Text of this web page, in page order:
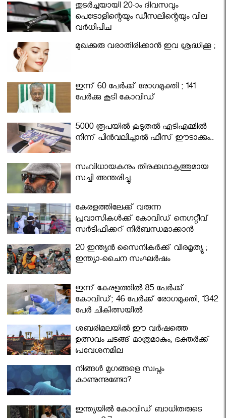
തുടർച്ചയായി 20-ാം ദിവസവും
പെട്രോളിന്റെയും ഡീസലിന്റെയും വില
വര്‍ധിപ്പിച്ചു
മുഖക്കുരു വരാതിരിക്കാന്‍ ഇവ ശ്രദ്ധിക്കൂ ;
ഇന്ന് 60 പേർക്ക് രോഗമുക്തി ; 141
പേര്‍ക്കു കൂടി കോവിഡ്
5000 രൂപയിൽ കൂടുതൽ എടിഎമ്മിൽ
നിന്ന് പിൻവലിച്ചാൽ ഫീസ് ഈടാക്കും..
സംവിധായകനും തിരക്കഥാകൃത്തുമായ
സച്ചി അന്തരിച്ചു.
കേരളത്തിലേക്ക് വരുന്ന
പ്രവാസികള്‍ക്ക് കോവിഡ് നെഗറ്റീവ്
സര്‍ട്ടിഫിക്കറ്റ് നിർബന്ധമാക്കാൻ
മന്ത്രിസഭ
20 ഇന്ത്യൻ സൈനികർക്ക് വീരമൃത്യു ;
ഇന്ത്യാ-ചൈന സംഘർഷം
ഇന്ന് കേരളത്തിൽ 85 പേർക്ക്
കോവിഡ്; 46 പേർക്ക് രോഗമുക്തി, 1342
പേർ ചികിത്സയിൽ
ശബരിമലയില്‍ ഈ വർഷത്തെ
ഉത്സവം ചടങ്ങ് മാത്രമാകും; ഭക്തർക്ക്
പ്രവേശനമില്ല
നിങ്ങള്‍ മൃഗങ്ങളെ സ്വപ്നം
കാണുന്നുണ്ടോ?
ഇന്ത്യയിൽ കോവിഡ് ബാധിതരുടെ